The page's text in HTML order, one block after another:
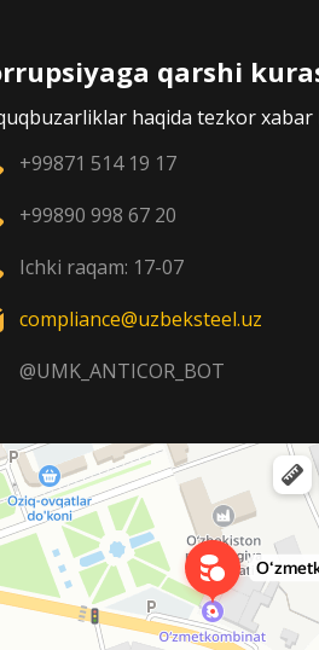
qarshi
haqida tezkor
+99871 514 19 17
+99890 998 67 20
Ichki raqam: 17-07
compliance@uzbeksteel.uz
@UMK_ANTICOR_BOT